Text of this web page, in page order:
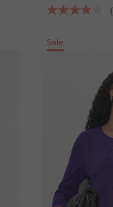
Sale